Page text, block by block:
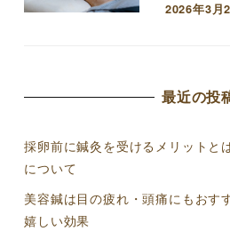
投稿日
2026年3月
最近の投
採卵前に鍼灸を受けるメリットと
について
美容鍼は目の疲れ・頭痛にもおす
嬉しい効果